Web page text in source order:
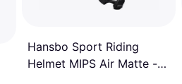
Hansbo Sport Riding
Helmet MIPS Air Matte -